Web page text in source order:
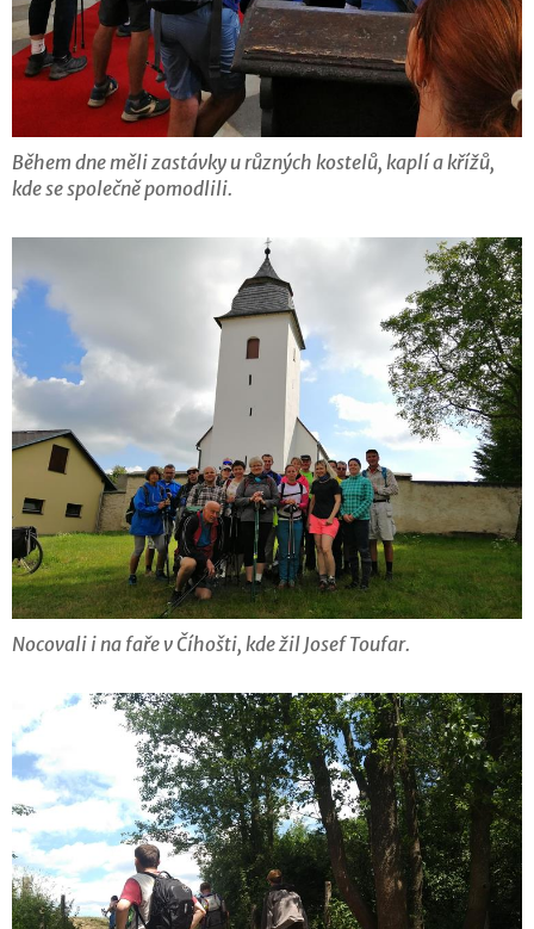
Během dne měli zastávky u různých kostelů, kaplí a křížů,
kde se společně pomodlili.
Nocovali i na faře v Číhošti, kde žil Josef Toufar.